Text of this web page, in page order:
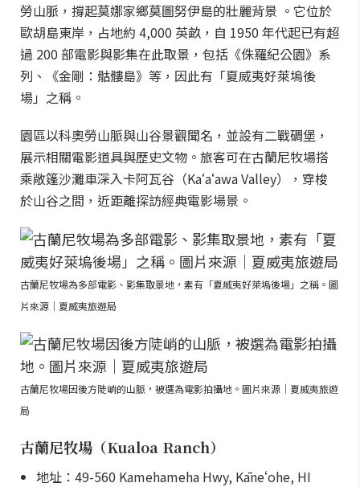
勞山脈，撐起莫娜家鄉莫圖努伊島的壯麗背景 。它位於
歐胡島東岸，占地約 4,000 英畝，自 1950 年代起已有超
過 200 部電影與影集在此取景，包括《侏羅紀公園》系
列、《金剛：骷髏島》等，因此有「夏威夷好萊塢後
場」之稱。
園區以科奧勞山脈與山谷景觀聞名，並設有二戰碉堡，
展示相關電影道具與歷史文物。旅客可在古蘭尼牧場搭
乘敞篷沙灘車深入卡阿瓦谷（Kaʻaʻawa Valley），穿梭
於山谷之間，近距離探訪經典電影場景。
古蘭尼牧場為多部電影、影集取景地，素有「夏威夷好萊塢後場」之稱。圖
片來源｜夏威夷旅遊局
古蘭尼牧場因後方陡峭的山脈，被選為電影拍攝地。圖片來源｜夏威夷旅遊
局
古蘭尼牧場（Kualoa Ranch）
地址：49-560 Kamehameha Hwy, Kāneʻohe, HI